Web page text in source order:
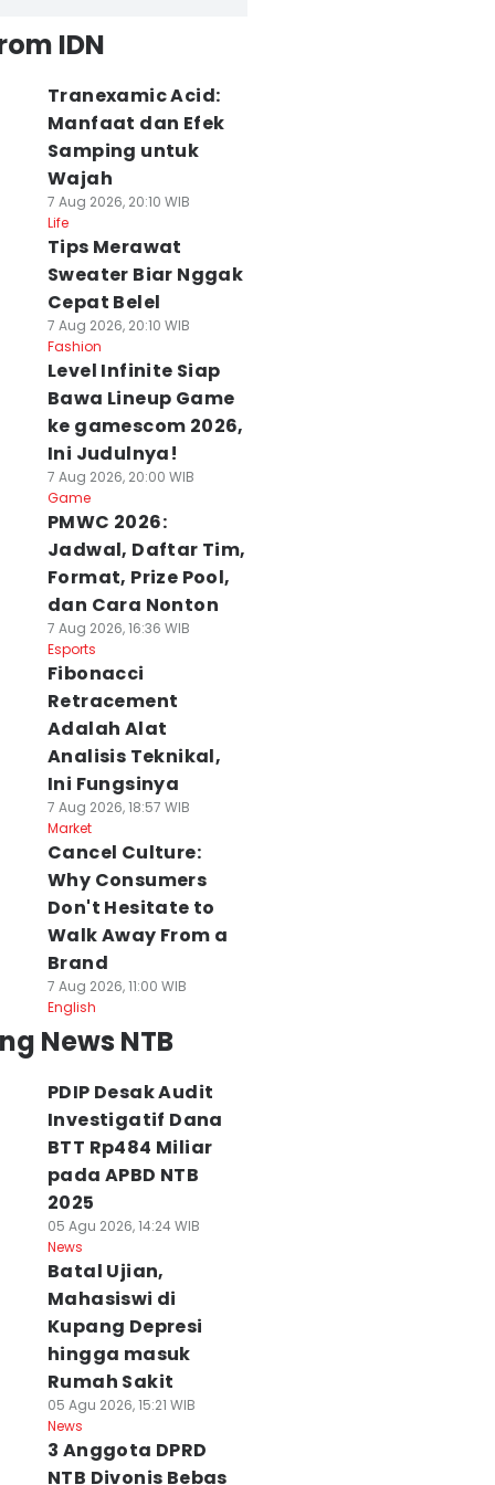
IDN
Tranexamic Acid:
Manfaat dan Efek
Samping untuk
Wajah
7 Aug 2026, 20:10 WIB
Life
Tips Merawat
Sweater Biar Nggak
Cepat Belel
7 Aug 2026, 20:10 WIB
Fashion
Level Infinite Siap
Bawa Lineup Game
ke gamescom 2026,
Ini Judulnya!
7 Aug 2026, 20:00 WIB
Game
PMWC 2026:
Jadwal, Daftar Tim,
Format, Prize Pool,
dan Cara Nonton
7 Aug 2026, 16:36 WIB
Esports
Fibonacci
Retracement
Adalah Alat
Analisis Teknikal,
Ini Fungsinya
7 Aug 2026, 18:57 WIB
Market
Cancel Culture:
Why Consumers
Don't Hesitate to
Walk Away From a
Brand
7 Aug 2026, 11:00 WIB
English
News NTB
PDIP Desak Audit
Investigatif Dana
BTT Rp484 Miliar
pada APBD NTB
2025
05 Agu 2026, 14:24 WIB
News
Batal Ujian,
Mahasiswi di
Kupang Depresi
hingga masuk
Rumah Sakit
05 Agu 2026, 15:21 WIB
News
3 Anggota DPRD
NTB Divonis Bebas